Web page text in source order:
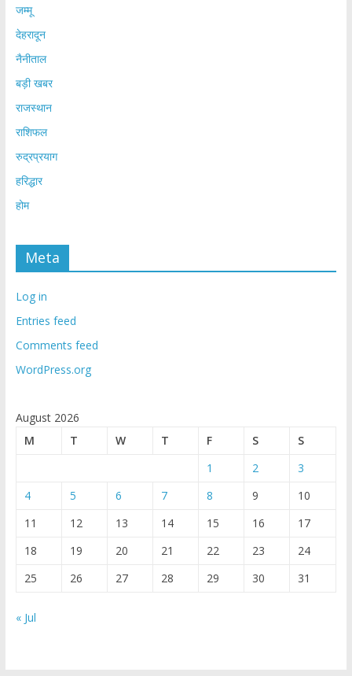
जम्मू
देहरादून
नैनीताल
बड़ी खबर
राजस्थान
राशिफल
रुद्रप्रयाग
हरिद्धार
होम
Meta
Log in
Entries feed
Comments feed
WordPress.org
August 2026
M
T W T F S
S
1
2
3
4
5 6 7 8 9
10
11
12 13 14 15 16
17
18
19 20 21 22 23
24
25
26 27 28 29 30 31
« Jul